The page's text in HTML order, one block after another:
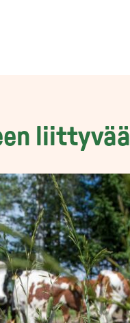
liittyvää